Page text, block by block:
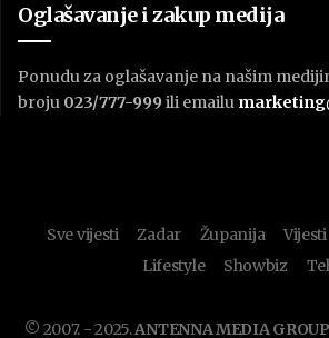
Oglašavanje i zakup medija
Ponudu za oglašavanje na našim
broju 023/777-999 ili emailu
Sve vijesti Zadar Županija Vijesti
Lifestyle
Showbiz
© 2007. - 2025.ANTENNA MEDIA GROUP